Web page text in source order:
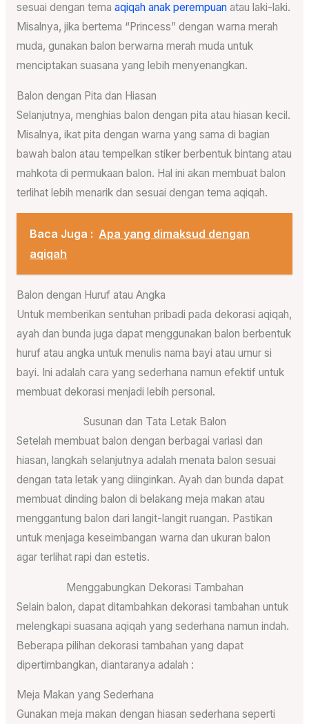
sesuai dengan tema aqiqah anak perempuanatau laki-laki.
Misalnya, jika bertema “Princess” dengan warna merah
muda, gunakan balon berwarna merah muda untuk
menciptakan suasana yang lebih menyenangkan.
Balon dengan Pita dan Hiasan
Selanjutnya, menghias balon dengan pita atau hiasan kecil.
Misalnya, ikat pita dengan warna yang sama di bagian
bawah balon atau tempelkan stiker berbentuk bintang atau
mahkota di permukaan balon. Hal ini akan membuat balon
terlihat lebih menarik dan sesuai dengan tema aqiqah.
Baca Juga : Apa yang dimaksud dengan
aqiqah
Balon dengan Huruf atau Angka
Untuk memberikan sentuhan pribadi pada dekorasi aqiqah,
ayah dan bunda juga dapat menggunakan balon berbentuk
huruf atau angka untuk menulis nama bayi atau umur si
bayi. Ini adalah cara yang sederhana namun efektif untuk
membuat dekorasi menjadi lebih personal.
Susunan dan Tata Letak Balon
Setelah membuat balon dengan berbagai variasi dan
hiasan, langkah selanjutnya adalah menata balon sesuai
dengan tata letak yang diinginkan. Ayah dan bunda dapat
membuat dinding balon di belakang meja makan atau
menggantung balon dari langit-langit ruangan. Pastikan
untuk menjaga keseimbangan warna dan ukuran balon
agar terlihat rapi dan estetis.
Menggabungkan Dekorasi Tambahan
Selain balon, dapat ditambahkan dekorasi tambahan untuk
melengkapi suasana aqiqah yang sederhana namun indah.
Beberapa pilihan dekorasi tambahan yang dapat
dipertimbangkan, diantaranya adalah :
Meja Makan yang Sederhana
Gunakan meja makan dengan hiasan sederhana seperti